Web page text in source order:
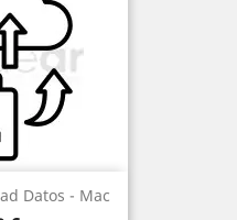
Datos - Mac